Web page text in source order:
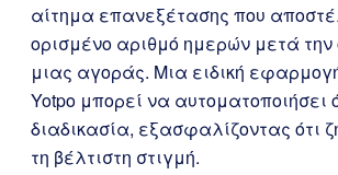
αίτημα επανεξέτασης που
ορισμένο αριθμό ημερών μετά
μιας αγοράς. Μια ειδική
Yotpo μπορεί να αυτοματοποιήσει
διαδικασία, εξασφαλίζοντας ότι
τη βέλτιστη στιγμή.